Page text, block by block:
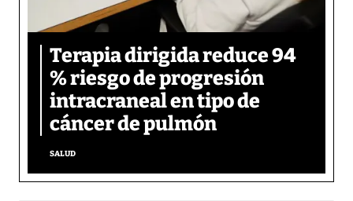
Terapia dirigida reduce 94
% riesgo de progresión
intracraneal en tipo de
cáncer de pulmón
SALUD